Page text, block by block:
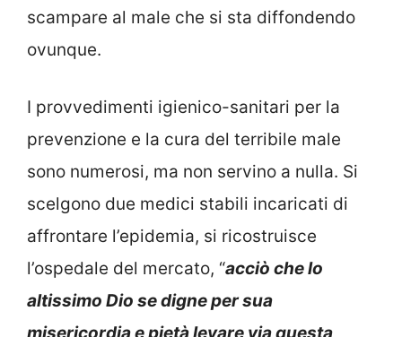
scampare al male che si sta diffondendo
ovunque.
I provvedimenti igienico-sanitari per la
prevenzione e la cura del terribile male
sono numerosi, ma non servino a nulla. Si
scelgono due medici stabili incaricati di
affrontare l’epidemia, si ricostruisce
l’ospedale del mercato, “acciò che lo
altissimo Dio se digne per sua